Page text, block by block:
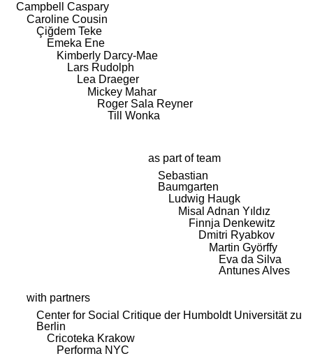
Campbell Caspary
Caroline Cousin
Çiğdem Teke
Emeka Ene
Kimberly Darcy-Mae
Lars Rudolph
Lea Draeger
Mickey Mahar
Roger Sala Reyner
Till Wonka
as part of team
Sebastian
Baumgarten
Ludwig Haugk
Misal Adnan Yıldız
Finnja Denkewitz
Dmitri Ryabkov
Martin Györffy
Eva da Silva
Antunes Alves
with partners
Center for Social Critique der Humboldt Universität zu
Berlin
Cricoteka Krakow
Performa NYC